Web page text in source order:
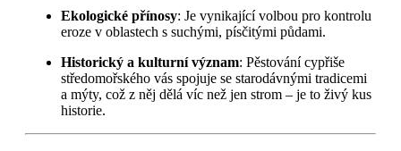
Ekologické přínosy: Je vynikající volbou pro kontrolu
eroze v oblastech s suchými, písčitými půdami.
Historický a kulturní význam: Pěstování cypřiše
středomořského vás spojuje se starodávnými tradicemi
a mýty, což z něj dělá víc než jen strom – je to živý kus
historie.